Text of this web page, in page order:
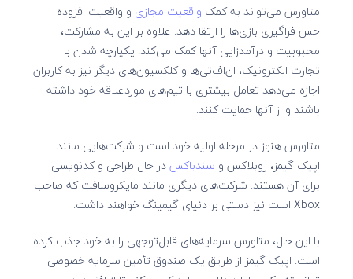
متاورس می‌تواند به کمک واقعیت مجازی و واقعیت افزوده
حس فراگیری بازی‌ها را ارتقا دهد. علاوه بر این به مشارکت،
محبوبیت و درآمدزایی آنها کمک می‌کند. یکپارچه شدن با
تجارت الکترونیک، ان‌اف‌تی‌ها و کلکسیون‌های دیگر نیز به کاربران
اجازه می‌دهد تعامل بیشتری با تیم‌های موردعلاقه خود داشته
باشند و از آنها حمایت کنند.
متاورس هنوز در مرحله اولیه خود است و شرکت‌هایی مانند
اپیک گیمز، روبلاکس و سندباکسدر حال طراحی و کدنویسی
برای آن هستند. شرکت‌های دیگری مانند مایکروسافت که صاحب
Xbox است نیز دستی بر دنیای گیمینگ خواهند داشت.
با این حال، متاورس سرمایه‌های قابل‌توجهی را به خود جذب کرده
است. اپیک گیمز از طریق یک صندوق تأمین سرمایه خصوصی